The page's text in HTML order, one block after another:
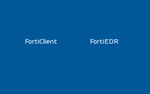
FortiClient FortiEDR